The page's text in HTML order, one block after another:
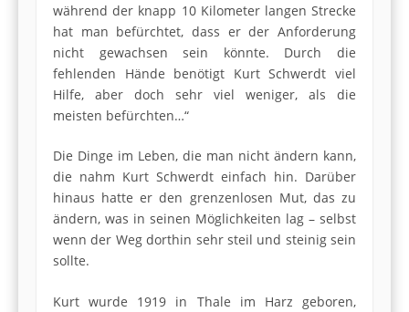
während der knapp 10 Kilometer langen Strecke
hat man befürchtet, dass er der Anforderung
nicht gewachsen sein könnte. Durch die
fehlenden Hände benötigt Kurt Schwerdt viel
Hilfe, aber doch sehr viel weniger, als die
meisten befürchten…“
Die Dinge im Leben, die man nicht ändern kann,
die nahm Kurt Schwerdt einfach hin. Darüber
hinaus hatte er den grenzenlosen Mut, das zu
ändern, was in seinen Möglichkeiten lag – selbst
wenn der Weg dorthin sehr steil und steinig sein
sollte.
Kurt wurde 1919 in Thale im Harz geboren,